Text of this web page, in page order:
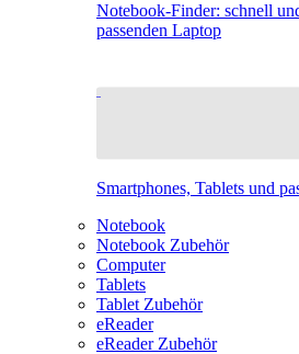
Notebook-Finder: schnell
passenden Laptop
Smartphones, Tablets und
Notebook
Notebook Zubehör
Computer
Tablets
Tablet Zubehör
eReader
eReader Zubehör